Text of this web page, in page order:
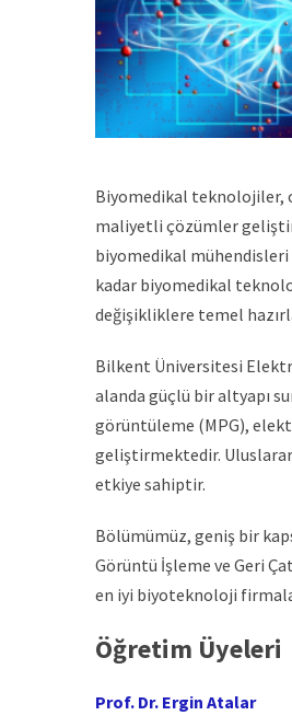
Biyomedikal teknolojiler,
maliyetli çözümler
biyomedikal
kadar biyomedikal
değişikliklere temel
Bilkent Üniversitesi
alanda güçlü bir altyapı
görüntüleme (MPG),
geliştirmektedir.
etkiye sahiptir.
Bölümümüz, geniş bir
Görüntü İşleme ve Geri
en iyi biyoteknoloji
Öğretim Üyeleri
Prof. Dr. Ergin Atalar